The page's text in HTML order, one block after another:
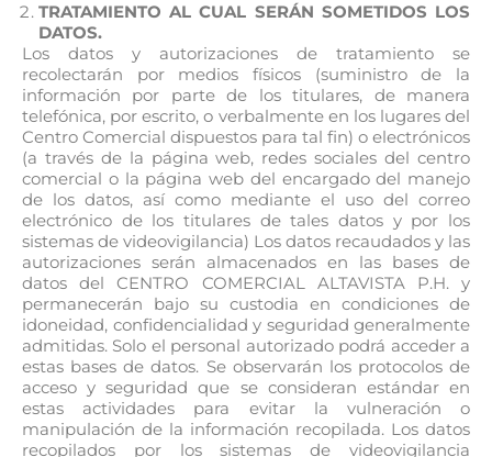
TRATAMIENTO AL CUAL SERÁN SOMETIDOS LOS
DATOS.
Los datos y autorizaciones de tratamiento se
recolectarán por medios físicos (suministro de la
información por parte de los titulares, de manera
telefónica, por escrito, o verbalmente en los lugares del
Centro Comercial dispuestos para tal fin) o electrónicos
(a través de la página web, redes sociales del centro
comercial o la página web del encargado del manejo
de los datos, así como mediante el uso del correo
electrónico de los titulares de tales datos y por los
sistemas de videovigilancia) Los datos recaudados y las
autorizaciones serán almacenados en las bases de
datos del CENTRO COMERCIAL ALTAVISTA P.H. y
permanecerán bajo su custodia en condiciones de
idoneidad, confidencialidad y seguridad generalmente
admitidas. Solo el personal autorizado podrá acceder a
estas bases de datos. Se observarán los protocolos de
acceso y seguridad que se consideran estándar en
estas actividades para evitar la vulneración o
manipulación de la información recopilada. Los datos
recopilados por los sistemas de videovigilancia